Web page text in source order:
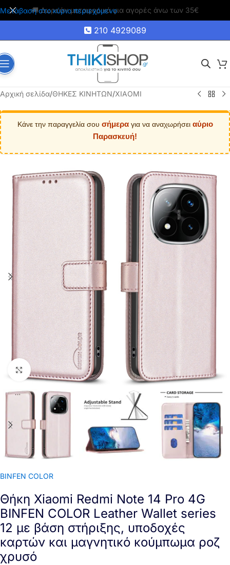
Μετάβαση στο κύριο περιεχόμενο
🚚 Δωρεάν μεταφορικά για αγορές άνω των 35€
210 4929089
Αρχική σελίδα/ΘΗΚΕΣ ΚΙΝΗΤΩΝ/XIAOMI
Κάνε την παραγγελία σου σήμεραγια να αναχωρήσει αύριο
Παρασκευή!
Click to enlarge
BINFEN COLOR
Θήκη Xiaomi Redmi Note 14 Pro 4G
BINFEN COLOR Leather Wallet series
12 με βάση στήριξης, υποδοχές
καρτών και μαγνητικό κούμπωμα ροζ
χρυσό